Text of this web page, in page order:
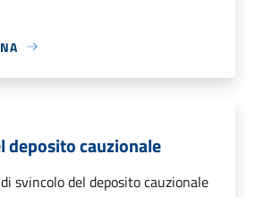
deposito cauzionale
svincolo del deposito cauzionale